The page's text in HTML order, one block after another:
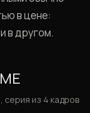
в цене:
в другом.
серия из 4 кадров